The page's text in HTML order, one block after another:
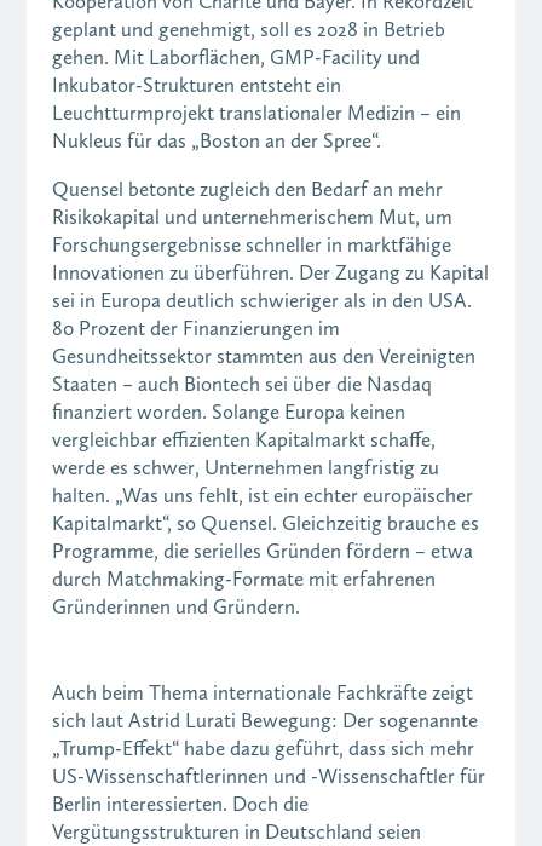
geplant und genehmigt, soll es 2028 in Betrieb
gehen. Mit Laborflächen, GMP-Facility und
Inkubator-Strukturen entsteht ein
Leuchtturmprojekt translationaler Medizin – ein
Nukleus für das „Boston an der Spree“.
Quensel betonte zugleich den Bedarf an mehr
Risikokapital und unternehmerischem Mut, um
Forschungsergebnisse schneller in marktfähige
Innovationen zu überführen. Der Zugang zu Kapital
sei in Europa deutlich schwieriger als in den USA.
80 Prozent der Finanzierungen im
Gesundheitssektor stammten aus den Vereinigten
Staaten – auch Biontech sei über die Nasdaq
finanziert worden. Solange Europa keinen
vergleichbar effizienten Kapitalmarkt schaffe,
werde es schwer, Unternehmen langfristig zu
halten. „Was uns fehlt, ist ein echter europäischer
Kapitalmarkt“, so Quensel. Gleichzeitig brauche es
Programme, die serielles Gründen fördern – etwa
durch Matchmaking-Formate mit erfahrenen
Gründerinnen und Gründern.
Auch beim Thema internationale Fachkräfte zeigt
sich laut Astrid Lurati Bewegung: Der sogenannte
„Trump-Effekt“ habe dazu geführt, dass sich mehr
US-Wissenschaftlerinnen und -Wissenschaftler für
Berlin interessierten. Doch die
Vergütungsstrukturen in Deutschland seien